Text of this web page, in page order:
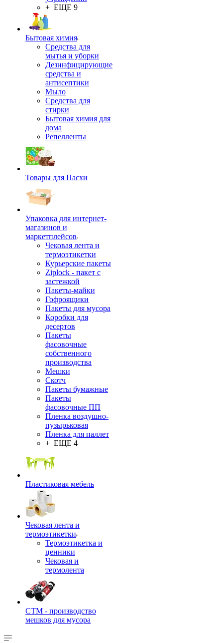
+ ЕЩЕ 9
Бытовая химия
Средства для
мытья и уборки
Дезинфицирующие
средства и
антисептики
Мыло
Средства для
стирки
Бытовая химия для
дома
Репелленты
Товары для Пасхи
Упаковка для интернет-
магазинов и
маркетплейсов
Чековая лента и
термоэтикетки
Курьерские пакеты
Ziplock - пакет с
застежкой
Пакеты-майки
Гофроящики
Пакеты для мусора
Коробки для
десертов
Пакеты
фасовочные
собственного
производства
Мешки
Скотч
Пакеты бумажные
Пакеты
фасовочные ПП
Пленка воздушно-
пузырьковая
Пленка для паллет
+ ЕЩЕ 4
Пластиковая мебель
Чековая лента и
термоэтикетки
Термоэтикетка и
ценники
Чековая и
термолента
СТМ - производство
мешков для мусора